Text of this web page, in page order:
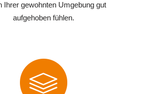
Ihrer gewohnten Umgebung gut
aufgehoben fühlen.